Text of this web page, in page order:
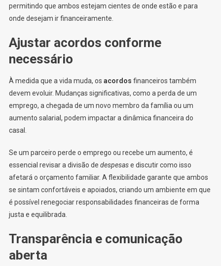
permitindo que ambos estejam cientes de onde estão e para
onde desejam ir financeiramente.
Ajustar acordos conforme
necessário
À medida que a vida muda, os acordos financeiros também
devem evoluir. Mudanças significativas, como a perda de um
emprego, a chegada de um novo membro da família ou um
aumento salarial, podem impactar a dinâmica financeira do
casal.
Se um parceiro perde o emprego ou recebe um aumento, é
essencial revisar a divisão de despesase discutir como isso
afetará o orçamento familiar. A flexibilidade garante que ambos
se sintam confortáveis e apoiados, criando um ambiente em que
é possível renegociar responsabilidades financeiras de forma
justa e equilibrada.
Transparência e comunicação
aberta